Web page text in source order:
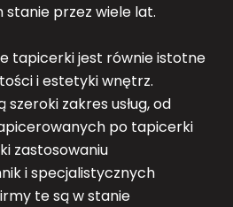
stanie przez wiele lat.
tapicerki jest równie istotne
i estetyki wnętrz.
zakres usług, od
po tapicerki
zastosowaniu
i specjalistycznych
te są w stanie